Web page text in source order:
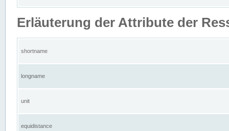
Erläuterung der Attribute der
shortname
longname
unit
equidistance